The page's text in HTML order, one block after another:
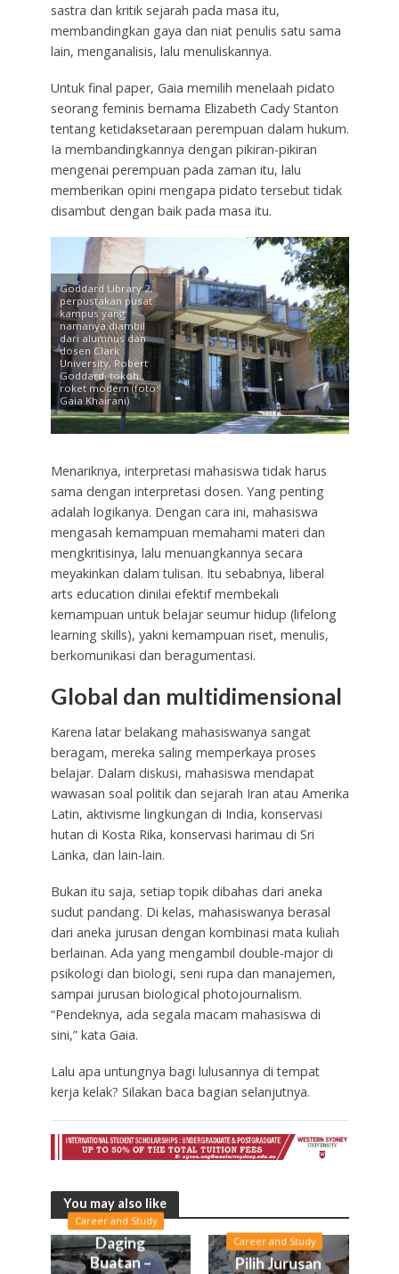
sastra dan kritik sejarah pada masa itu,
membandingkan gaya dan niat penulis satu sama
lain, menganalisis, lalu menuliskannya.
Untuk final paper, Gaia memilih menelaah pidato
seorang feminis bernama Elizabeth Cady Stanton
tentang ketidaksetaraan perempuan dalam hukum.
Ia membandingkannya dengan pikiran-pikiran
mengenai perempuan pada zaman itu, lalu
memberikan opini mengapa pidato tersebut tidak
disambut dengan baik pada masa itu.
Goddard Library 2,
perpustakan pusat
kampus yang
namanya diambil
dari alumnus dan
dosen Clark
University, Robert
Goddard, tokoh
roket modern (foto:
Gaia Khairani)
Menariknya, interpretasi mahasiswa tidak harus
sama dengan interpretasi dosen. Yang penting
adalah logikanya. Dengan cara ini, mahasiswa
mengasah kemampuan memahami materi dan
mengkritisinya, lalu menuangkannya secara
meyakinkan dalam tulisan. Itu sebabnya, liberal
arts education dinilai efektif membekali
kemampuan untuk belajar seumur hidup (lifelong
learning skills), yakni kemampuan riset, menulis,
berkomunikasi dan beragumentasi.
Global dan multidimensional
Karena latar belakang mahasiswanya sangat
beragam, mereka saling memperkaya proses
belajar. Dalam diskusi, mahasiswa mendapat
wawasan soal politik dan sejarah Iran atau Amerika
Latin, aktivisme lingkungan di India, konservasi
hutan di Kosta Rika, konservasi harimau di Sri
Lanka, dan lain-lain.
Bukan itu saja, setiap topik dibahas dari aneka
sudut pandang. Di kelas, mahasiswanya berasal
dari aneka jurusan dengan kombinasi mata kuliah
berlainan. Ada yang mengambil double-major di
psikologi dan biologi, seni rupa dan manajemen,
sampai jurusan biological photojournalism.
“Pendeknya, ada segala macam mahasiswa di
sini,” kata Gaia.
Lalu apa untungnya bagi lulusannya di tempat
kerja kelak? Silakan baca bagian selanjutnya.
You may also like
Career and Study
Daging
Buatan –
Career and Study
Pilih Jurusan